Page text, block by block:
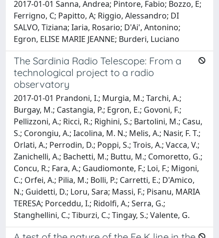
2017-01-01 Sanna, Andrea; Pintore, Fabio; Bozzo, E;
Ferrigno, C; Papitto, A; Riggio, Alessandro; DI
SALVO, Tiziana; Iaria, Rosario; D'Ai', Antonino;
Egron, ELISE MARIE JEANNE; Burderi, Luciano
The Sardinia Radio Telescope: From a
technological project to a radio
observatory
2017-01-01 Prandoni, I.; Murgia, M.; Tarchi, A.;
Burgay, M.; Castangia, P.; Egron, E.; Govoni, F.;
Pellizzoni, A.; Ricci, R.; Righini, S.; Bartolini, M.; Casu,
S.; Corongiu, A.; Iacolina, M. N.; Melis, A.; Nasir, F. T.;
Orlati, A.; Perrodin, D.; Poppi, S.; Trois, A.; Vacca, V.;
Zanichelli, A.; Bachetti, M.; Buttu, M.; Comoretto, G.;
Concu, R.; Fara, A.; Gaudiomonte, F.; Loi, F.; Migoni,
C.; Orfei, A.; Pilia, M.; Bolli, P.; Carretti, E.; D'Amico,
N.; Guidetti, D.; Loru, Sara; Massi, F.; Pisanu, MARIA
TERESA; Porceddu, I.; Ridolfi, A.; Serra, G.;
Stanghellini, C.; Tiburzi, C.; Tingay, S.; Valente, G.